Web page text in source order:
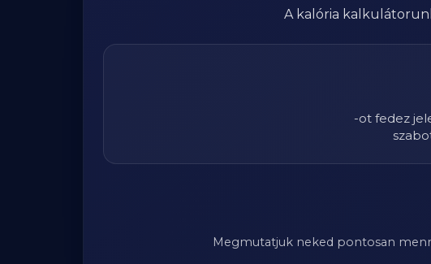
A kalória
-ot fedez
Megmutatjuk neked pontosan